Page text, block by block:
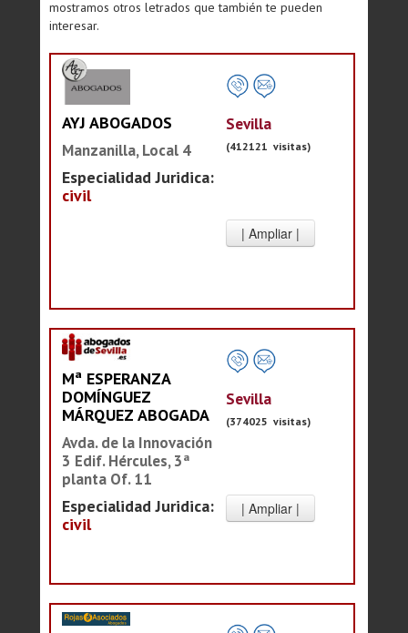
mostramos otros letrados que también te pueden
interesar.
AYJ ABOGADOS
Manzanilla, Local 4
Especialidad Juridica:
civil
Sevilla
(412121 visitas)
Mª ESPERANZA
DOMÍNGUEZ
MÁRQUEZ ABOGADA
Avda. de la Innovación
3 Edif. Hércules, 3ª
planta Of. 11
Especialidad Juridica:
civil
Sevilla
(374025 visitas)